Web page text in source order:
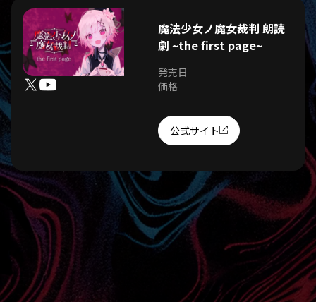
魔法少女ノ魔女裁判 朗読
劇 ~the first page~
発売日
価格
公式サイト